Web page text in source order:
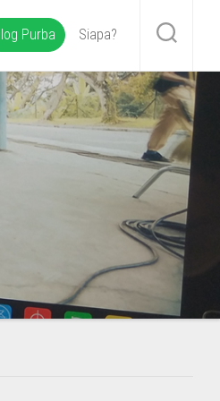
Purba Siapa?